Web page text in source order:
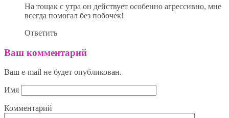
На тощак с утра он действует особенно агрессивно, мне
всегда помогал без побочек!
Ответить
Ваш комментарий
Ваш e-mail не будет опубликован.
Имя
Комментарий